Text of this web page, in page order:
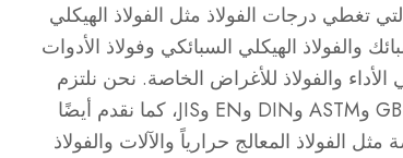
تغطي درجات الفولاذ مثل الفولاذ الهيكلي
والفولاذ الهيكلي السبائكي وفولاذ الأدوات
الأداء والفولاذ للأغراض الخاصة. نحن نلتزم
بمعايير مثل GB وASTM وDIN وEN وJIS، كما نقدم أيضًا
الفولاذ المعالج حرارياً والآلات والفولاذ